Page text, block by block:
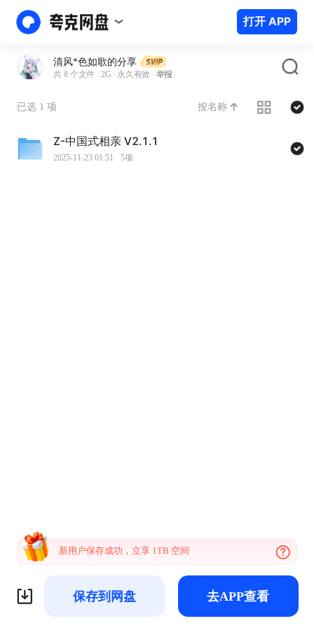
打开 APP
清风*色如歌的分享
共 8 个文件 2G 永久有效 举报
已选 1 项 按名称
Z-中国式相亲 V2.1.1
2025-11-23 01:51 5项
新用户保存成功，立享 1TB 空间
保存到网盘 去APP查看